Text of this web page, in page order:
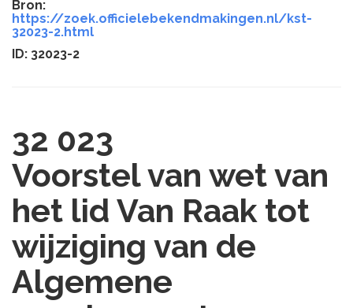
Bron:
https://zoek.officielebekendmakingen.nl/kst-
32023-2.html
ID: 32023-2
32 023
Voorstel van wet van
het lid Van Raak tot
wijziging van de
Algemene